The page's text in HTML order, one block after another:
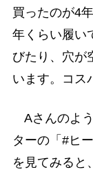
買ったのが4
年くらい履い
びたり、穴が
います。コス
Aさんのよ
ターの「#ヒ
を見てみると、